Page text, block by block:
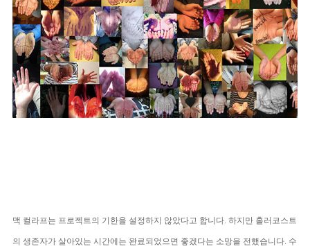
맥 컬라프는 프로젝트의 기한을 설정하지 않았다고 합니다. 하지만 홀러코스트
의 생존자가 살아있는 시간에는 완료되었으면 좋겠다는 소망을 전했습니다. 수